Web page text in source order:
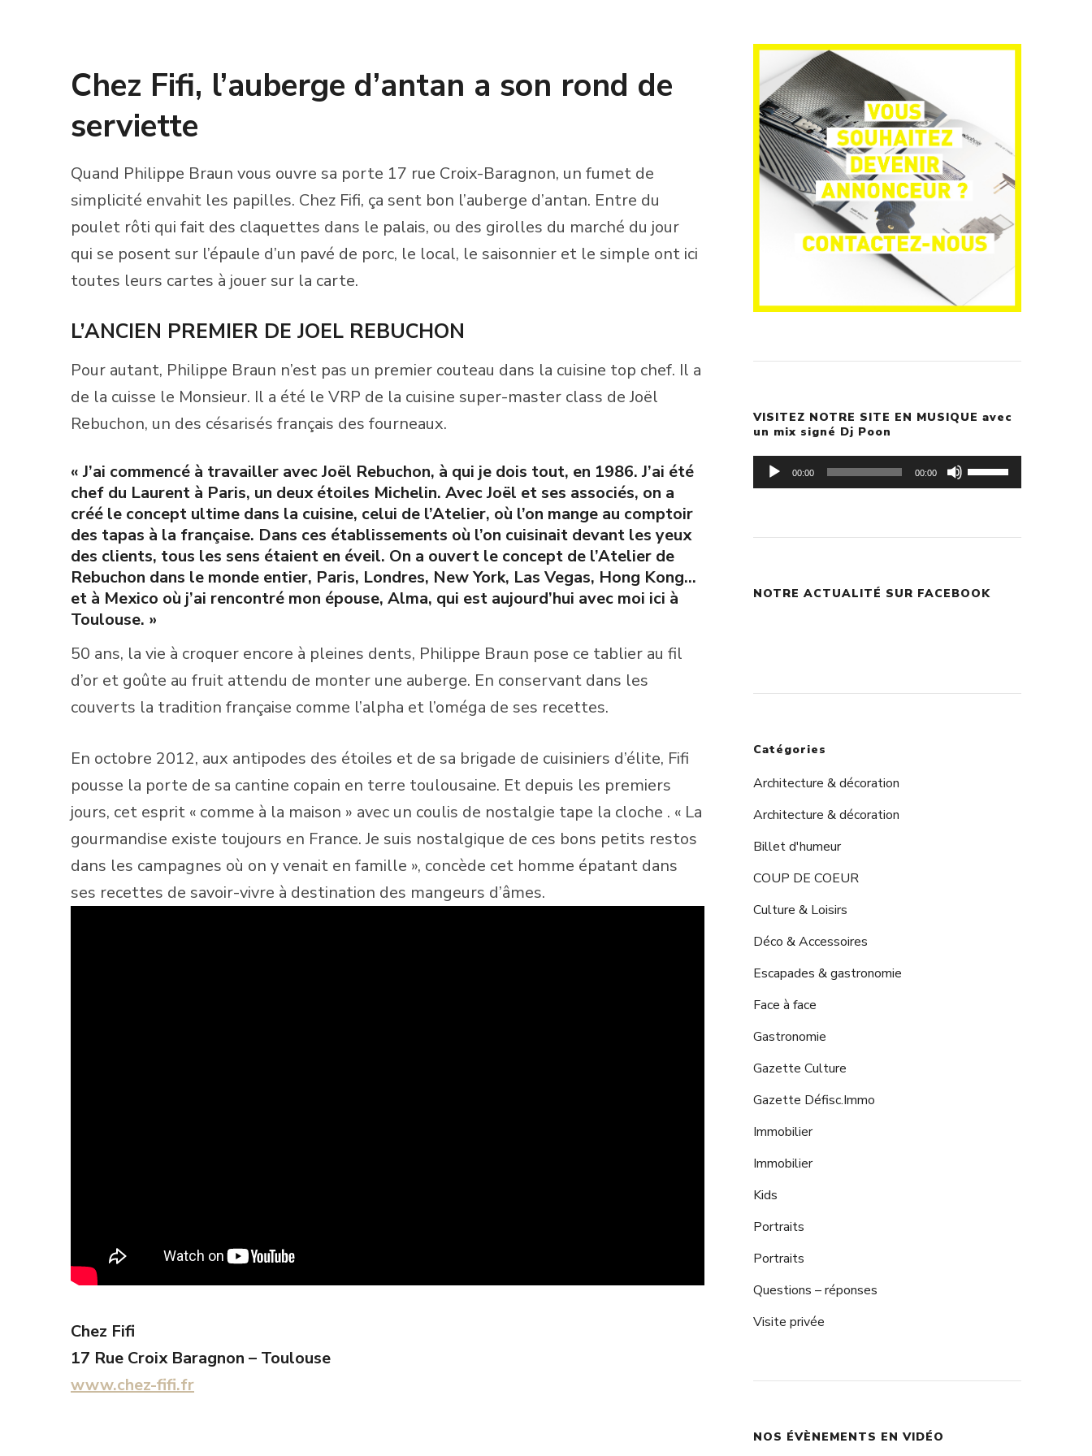
Chez Fifi, l’auberge d’antan a son rond de
serviette
Quand Philippe Braun vous ouvre sa porte 17 rue Croix-Baragnon, un fumet de
simplicité envahit les papilles. Chez Fifi, ça sent bon l’auberge d’antan. Entre du
poulet rôti qui fait des claquettes dans le palais, ou des girolles du marché du jour
qui se posent sur l’épaule d’un pavé de porc, le local, le saisonnier et le simple ont ici
toutes leurs cartes à jouer sur la carte.
L’ANCIEN PREMIER DE JOEL REBUCHON
Pour autant, Philippe Braun n’est pas un premier couteau dans la cuisine top chef. Il a
de la cuisse le Monsieur. Il a été le VRP de la cuisine super-master class de Joël
Rebuchon, un des césarisés français des fourneaux.
« J’ai commencé à travailler avec Joël Rebuchon, à qui je dois tout, en 1986. J’ai été
chef du Laurent à Paris, un deux étoiles Michelin. Avec Joël et ses associés, on a
créé le concept ultime dans la cuisine, celui de l’Atelier, où l’on mange au comptoir
des tapas à la française. Dans ces établissements où l’on cuisinait devant les yeux
des clients, tous les sens étaient en éveil. On a ouvert le concept de l’Atelier de
Rebuchon dans le monde entier, Paris, Londres, New York, Las Vegas, Hong Kong…
et à Mexico où j’ai rencontré mon épouse, Alma, qui est aujourd’hui avec moi ici à
Toulouse. »
50 ans, la vie à croquer encore à pleines dents, Philippe Braun pose ce tablier au fil
d’or et goûte au fruit attendu de monter une auberge. En conservant dans les
couverts la tradition française comme l’alpha et l’oméga de ses recettes.
En octobre 2012, aux antipodes des étoiles et de sa brigade de cuisiniers d’élite, Fifi
pousse la porte de sa cantine copain en terre toulousaine. Et depuis les premiers
jours, cet esprit « comme à la maison » avec un coulis de nostalgie tape la cloche . « La
gourmandise existe toujours en France. Je suis nostalgique de ces bons petits restos
dans les campagnes où on y venait en famille », concède cet homme épatant dans
ses recettes de savoir-vivre à destination des mangeurs d’âmes.
Chez Fifi
17 Rue Croix Baragnon – Toulouse
www.chez-fifi.fr
VISITEZ NOTRE SITE EN MUSIQUE avec
un mix signé Dj Poon
Lecteur
audio
00:00 00:00
Utilisez
augmenter
NOTRE ACTUALITÉ SUR FACEBOOK
Catégories
Architecture & décoration
Architecture & décoration
Billet d'humeur
COUP DE COEUR
Culture & Loisirs
Déco & Accessoires
Escapades & gastronomie
Face à face
Gastronomie
Gazette Culture
Gazette Défisc.Immo
Immobilier
Immobilier
Kids
Portraits
Portraits
Questions – réponses
Visite privée
NOS ÉVÈNEMENTS EN VIDÉO